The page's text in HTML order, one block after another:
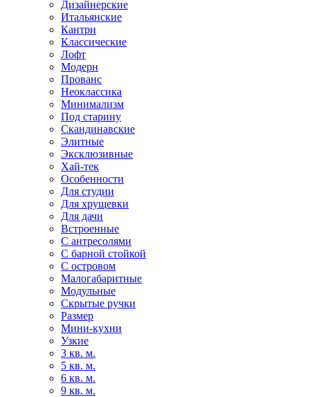
Дизайнерские
Итальянские
Кантри
Классические
Лофт
Модерн
Прованс
Неоклассика
Минимализм
Под старину
Скандинавские
Элитные
Эксклюзивные
Хай-тек
Особенности
Для студии
Для хрущевки
Для дачи
Встроенные
С антресолями
С барной стойкой
С островом
Малогабаритные
Модульные
Скрытые ручки
Размер
Мини-кухни
Узкие
3 кв. м.
5 кв. м.
6 кв. м.
9 кв. м.